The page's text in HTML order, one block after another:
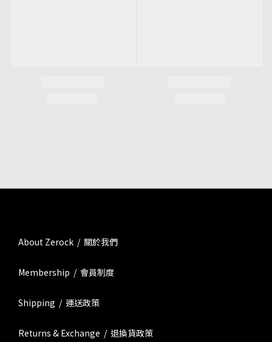
About Zerock / 關於我們
Membership / 會員制度
Shipping / 運送政策
Returns & Exchange / 退換貨政策